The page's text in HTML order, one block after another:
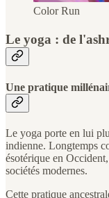
Color Run
Le yoga : de
Une pratique
Le yoga porte en lui
indienne. Longtemps
ésotérique en
sociétés modernes.
Cette pratique